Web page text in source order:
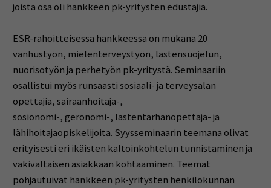
joista osa oli hankkeen pk-yritysten edustajia.
ESR-rahoitteisessa hankkeessa on mukana 20
vanhustyön, mielenterveystyön, lastensuojelun,
nuorisotyön ja perhetyön pk-yritystä. Seminaariin
osallistui myös runsaasti sosiaali- ja terveysalan
opettajia, sairaanhoitaja-,
sosionomi-, geronomi-, lastentarhanopettaja- ja
lähihoitajaopiskelijoita. Syysseminaarin teemana olivat
erityisesti eri ikäisten kaltoinkohtelun tunnistaminen ja
väkivaltaisen asiakkaan kohtaaminen. Teemat
pohjautuivat hankkeen pk-yritysten henkilökunnan